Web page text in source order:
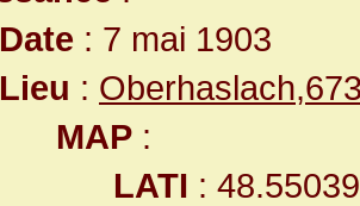
Date : 7 mai 1903
Lieu :
MAP :
LATI :